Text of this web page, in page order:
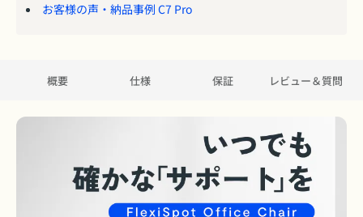
お客様の声・納品事例 C7 Pro
概要 仕様 保証 レビュー＆質問